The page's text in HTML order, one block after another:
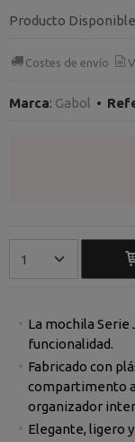
Producto Disponible
Costes de envío
Marca: Gabol •
La mochila
funcionalidad.
Fabricado con
compartimento
organizador
Elegante, ligero